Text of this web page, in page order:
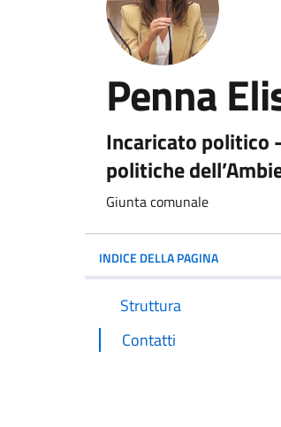
Penna
Incaricato politico
politiche
Giunta comunale
INDICE DELLA PAGINA
Struttura
Contatti